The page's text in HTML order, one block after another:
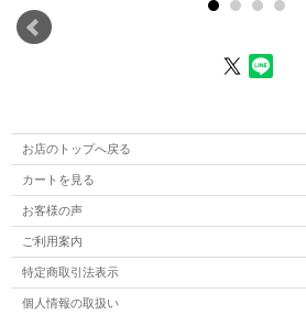
お店のトップへ戻る
カートを見る
お客様の声
ご利用案内
特定商取引法表示
個人情報の取扱い